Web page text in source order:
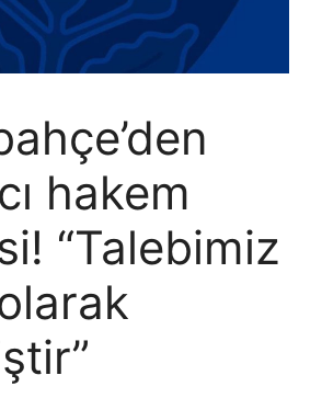
hakem
“Talebimiz